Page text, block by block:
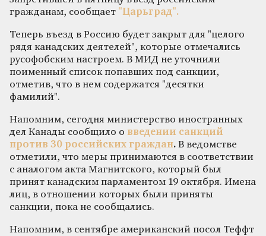
гражданам, сообщает "Царьград".
Теперь въезд в Россию будет закрыт для "целого
рядя канадских деятелей", которые отмечались
русофобским настроем. В МИД не уточнили
поименный список попавших под санкции,
отметив, что в нем содержатся "десятки
фамилий".
Напомним, сегодня министерство иностранных
дел Канады сообщило о введении санкций
против 30 российских граждан. В ведомстве
отметили, что меры принимаются в соответствии
с аналогом акта Магнитского, который был
принят канадским парламентом 19 октября. Имена
лиц, в отношении которых были приняты
санкции, пока не сообщались.
Напомним, в сентябре американский посол Теффт